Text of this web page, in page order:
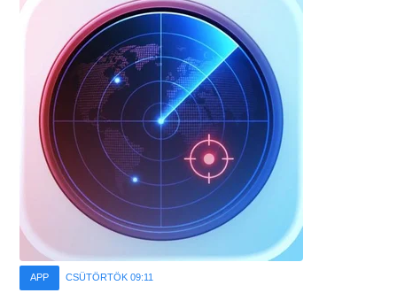
APP CSÜTÖRTÖK 09:11